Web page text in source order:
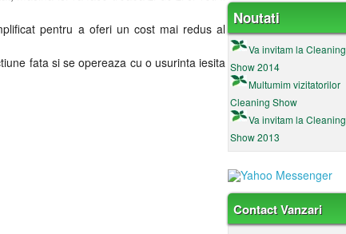
pentru a oferi un cost mai redus al
fata si se opereaza cu o usurinta iesita
Noutati
Va invitam la Cleaning
Show 2014
Multumim vizitatorilor
Cleaning Show
Va invitam la Cleaning
Show 2013
Contact Vanzari